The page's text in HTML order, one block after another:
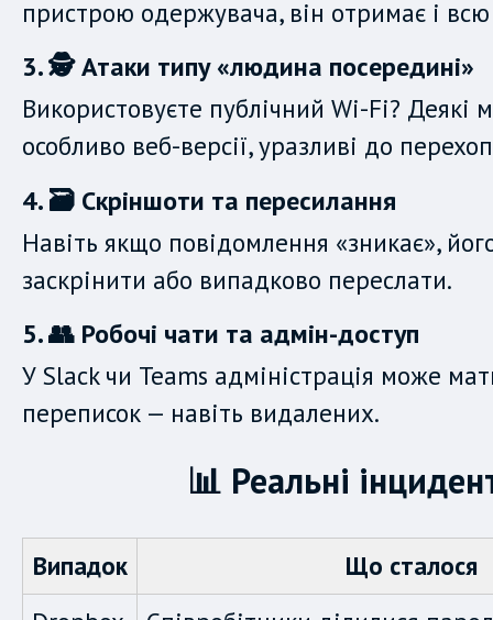
пристрою одержувача, він отримає і всю
3. 🕵️ Атаки типу «людина посередині»
Використовуєте публічний Wi-Fi? Деякі
особливо веб-версії, уразливі до
4. 🗃️ Скріншоти та пересилання
Навіть якщо повідомлення «зникає»,
заскрінити або випадково переслати.
5. 👥 Робочі чати та адмін-доступ
У Slack чи Teams адміністрація може
переписок — навіть видалених.
📊 Реальні
Випадок
Що сталося